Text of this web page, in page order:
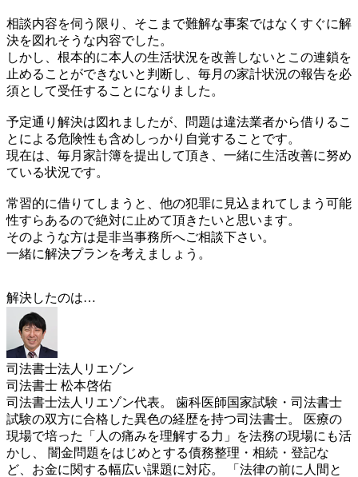
相談内容を伺う限り、そこまで難解な事案ではなくすぐに解
決を図れそうな内容でした。
しかし、根本的に本人の生活状況を改善しないとこの連鎖を
止めることができないと判断し、毎月の家計状況の報告を必
須として受任することになりました。
予定通り解決は図れましたが、問題は違法業者から借りるこ
とによる危険性も含めしっかり自覚することです。
現在は、毎月家計簿を提出して頂き、一緒に生活改善に努め
ている状況です。
常習的に借りてしまうと、他の犯罪に見込まれてしまう可能
性すらあるので絶対に止めて頂きたいと思います。
そのような方は是非当事務所へご相談下さい。
一緒に解決プランを考えましょう。
解決したのは…
司法書士法人リエゾン
司法書士 松本啓佑
司法書士法人リエゾン代表。 歯科医師国家試験・司法書士
試験の双方に合格した異色の経歴を持つ司法書士。 医療の
現場で培った「人の痛みを理解する力」を法務の現場にも活
かし、 闇金問題をはじめとする債務整理・相続・登記な
ど、お金に関する幅広い課題に対応。 「法律の前に人間と